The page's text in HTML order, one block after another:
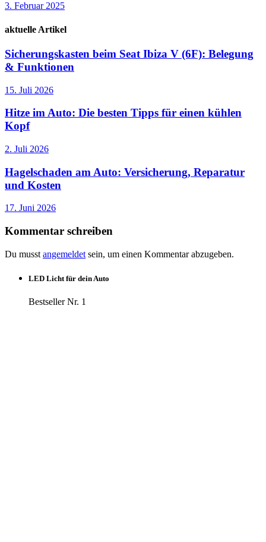
3. Februar 2025
aktuelle Artikel
Sicherungskasten beim Seat Ibiza V (6F): Belegung
& Funktionen
15. Juli 2026
Hitze im Auto: Die besten Tipps für einen kühlen
Kopf
2. Juli 2026
Hagelschaden am Auto: Versicherung, Reparatur
und Kosten
17. Juni 2026
Kommentar schreiben
Du musst angemeldet sein, um einen Kommentar abzugeben.
LED Licht für dein Auto
Bestseller Nr. 1